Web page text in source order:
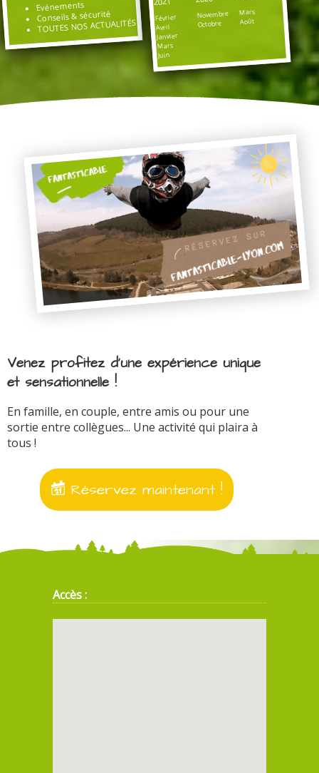
Evénements
Conseils & sécurité
TOUTES NOS ACTUALITÉS Février
Avril
Janvier
Mars
Juin
Novembre
Octobre
Mars
Août
Venez profitez d'une expérience unique
et sensationnelle !
En famille, en couple, entre amis ou pour une
sortie entre collègues... Une activité qui plaira à
tous !
Réservez maintenant !
Accès :